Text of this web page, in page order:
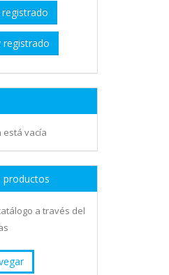
registrado
está vacía
productos
a través del